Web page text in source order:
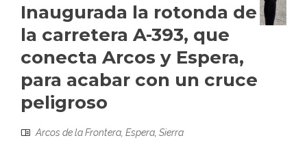
Inaugurada la rotonda de
la carretera A-393, que
conecta Arcos y Espera,
para acabar con un cruce
peligroso
Arcos de la Frontera Espera Sierra